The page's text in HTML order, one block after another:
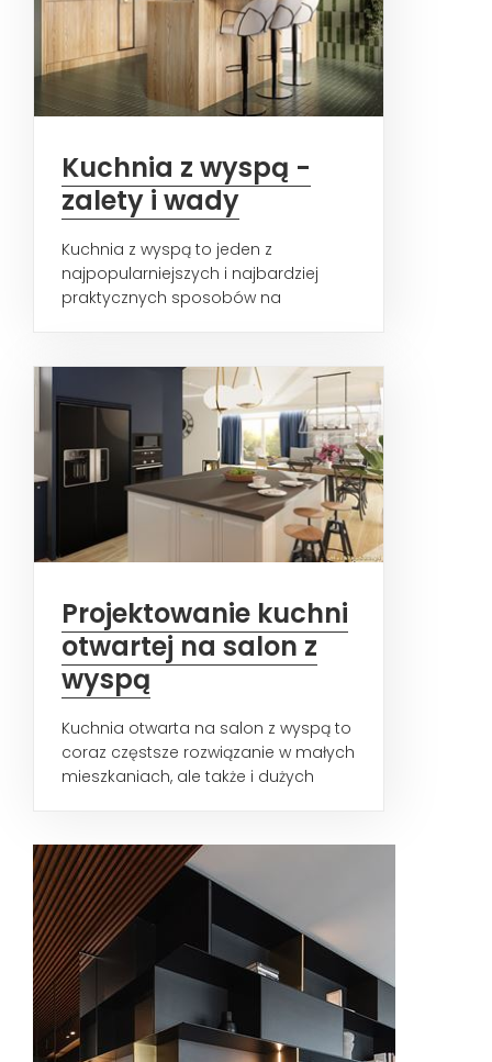
Kuchnia z wyspą -
zalety i wady
Kuchnia z wyspą to jeden z
najpopularniejszych i najbardziej
praktycznych sposobów na
Projektowanie kuchni
otwartej na salon z
wyspą
Kuchnia otwarta na salon z wyspą to
coraz częstsze rozwiązanie w małych
mieszkaniach, ale także i dużych